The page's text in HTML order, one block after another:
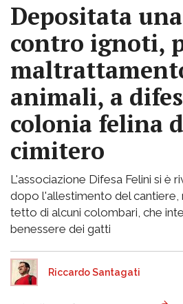
Depositata
contro ignoti,
animali, a
colonia felina
cimitero
L'associazione Difesa Felini si è
dopo l'allestimento del cantiere,
tetto di alcuni colombari, che
benessere dei gatti
Riccardo Santagati